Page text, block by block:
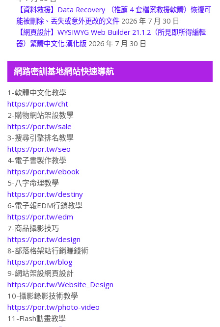
能被刪除、丟失或意外更改的文件 2026 年 7 月 30 日
【網頁設計】WYSIWYG Web Builder 21.1.2（所見即所得編輯
器）繁體中文化.漢化版 2026 年 7 月 30 日
網路密訓基地網站快速導航
1-軟體中文化教學
https://por.tw/cht
2-購物網站架設教學
https://por.tw/sale
3-搜尋引擎排名教學
https://por.tw/seo
4-電子書製作教學
https://por.tw/ebook
5-八字命理教學
https://por.tw/destiny
6-電子報EDM行銷教學
https://por.tw/edm
7-商品攝影技巧
https://por.tw/design
8-部落格架站行銷賺錢術
https://por.tw/blog
9-網站架設網頁設計
https://por.tw/Website_Design
10-攝影錄影技術教學
https://por.tw/photo-video
11-Flash動畫教學
https://por.tw/flash